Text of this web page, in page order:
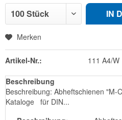
IN
Merken
Artikel-Nr.: 111 A4/W
Beschreibung
Beschreibung: Abheftschienen "M-
Kataloge für DIN...